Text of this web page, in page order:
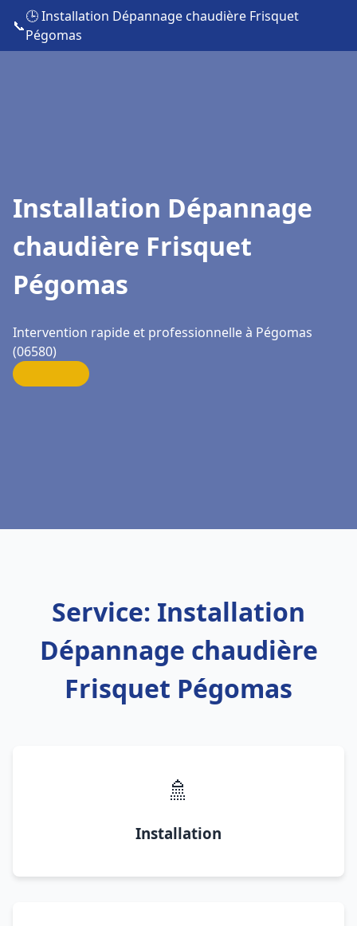
📞
🕒 Installation Dépannage chaudière Frisquet
Pégomas
Installation Dépannage
chaudière Frisquet
Pégomas
Intervention rapide et professionnelle à Pégomas
(06580)
Service: Installation
Dépannage chaudière
Frisquet Pégomas
🚿
Installation